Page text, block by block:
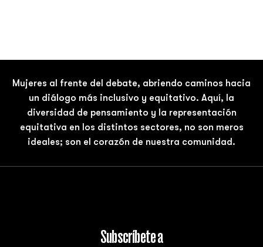
Mujeres al frente del debate, abriendo caminos hacia
un diálogo más inclusivo y equitativo. Aquí, la
diversidad de pensamiento y la representación
equitativa en los distintos sectores, no son meros
ideales; son el corazón de nuestra comunidad.
Subscríbete a